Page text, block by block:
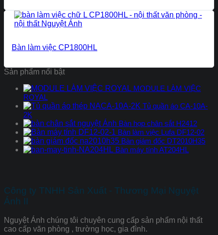
Bàn làm việc CP1800HL
Sản phẩm nổi bật
MODULE LÀM VIỆC
ROYAL
Tủ quần áo CA-10A-
2K
Bàn họp chân sắt H2412
Bàn làm việc Lufa DF12-02
Bàn giám đốc DT2010H35
Bàn máy tính AT204HL
Công ty TNHH Sản Xuất - Thương Mại Nguyệt
Ánh II
Nguyệt Ánh chúng tôi chuyên cung cấp sản phẩm nội thất
cao cấp văn phòng , trường học, gia đình.